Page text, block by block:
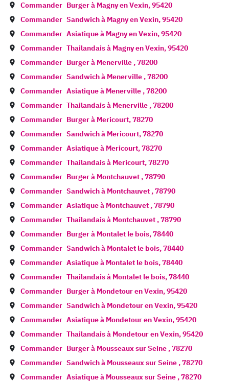
Commander Burger à Magny en Vexin,95420
Commander Sandwich à Magny en Vexin,95420
Commander Asiatique à Magny en Vexin,95420
Commander Thailandais à Magny en Vexin,95420
Commander Burger à Menerville ,78200
Commander Sandwich à Menerville ,78200
Commander Asiatique à Menerville ,78200
Commander Thailandais à Menerville ,78200
Commander Burger à Mericourt,78270
Commander Sandwich à Mericourt,78270
Commander Asiatique à Mericourt,78270
Commander Thailandais à Mericourt,78270
Commander Burger à Montchauvet ,78790
Commander Sandwich à Montchauvet ,78790
Commander Asiatique à Montchauvet ,78790
Commander Thailandais à Montchauvet ,78790
Commander Burger à Montalet le bois,78440
Commander Sandwich à Montalet le bois,78440
Commander Asiatique à Montalet le bois,78440
Commander Thailandais à Montalet le bois,78440
Commander Burger à Mondetour en Vexin,95420
Commander Sandwich à Mondetour en Vexin,95420
Commander Asiatique à Mondetour en Vexin,95420
Commander Thailandais à Mondetour en Vexin,95420
Commander Burger à Mousseaux sur Seine ,78270
Commander Sandwich à Mousseaux sur Seine ,78270
Commander Asiatique à Mousseaux sur Seine ,78270